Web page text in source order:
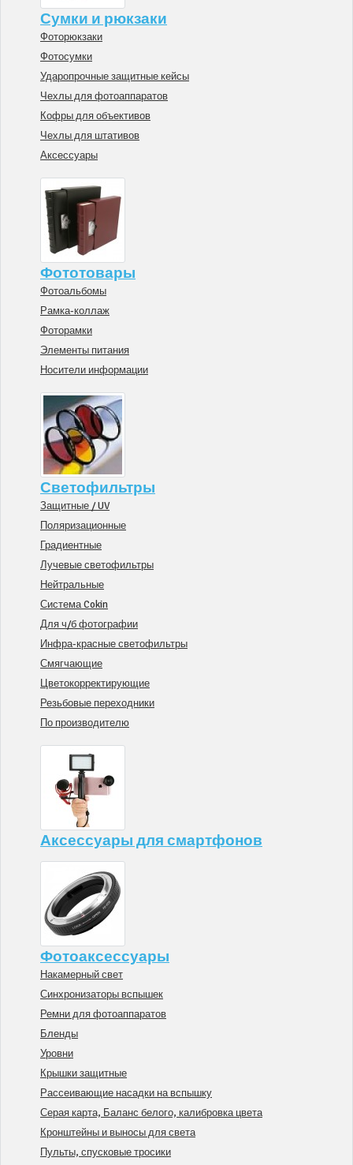
Сумки и рюкзаки
Фоторюкзаки
Фотосумки
Ударопрочные защитные кейсы
Чехлы для фотоаппаратов
Кофры для объективов
Чехлы для штативов
Аксессуары
Фототовары
Фотоальбомы
Рамка-коллаж
Фоторамки
Элементы питания
Носители информации
Светофильтры
Защитные / UV
Поляризационные
Градиентные
Лучевые светофильтры
Нейтральные
Система Cokin
Для ч/б фотографии
Инфра-красные светофильтры
Смягчающие
Цветокорректирующие
Резьбовые переходники
По производителю
Аксессуары для смартфонов
Фотоаксессуары
Накамерный свет
Синхронизаторы вспышек
Ремни для фотоаппаратов
Бленды
Уровни
Крышки защитные
Рассеивающие насадки на вспышку
Серая карта, Баланс белого, калибровка цвета
Кронштейны и выносы для света
Пульты, спусковые тросики